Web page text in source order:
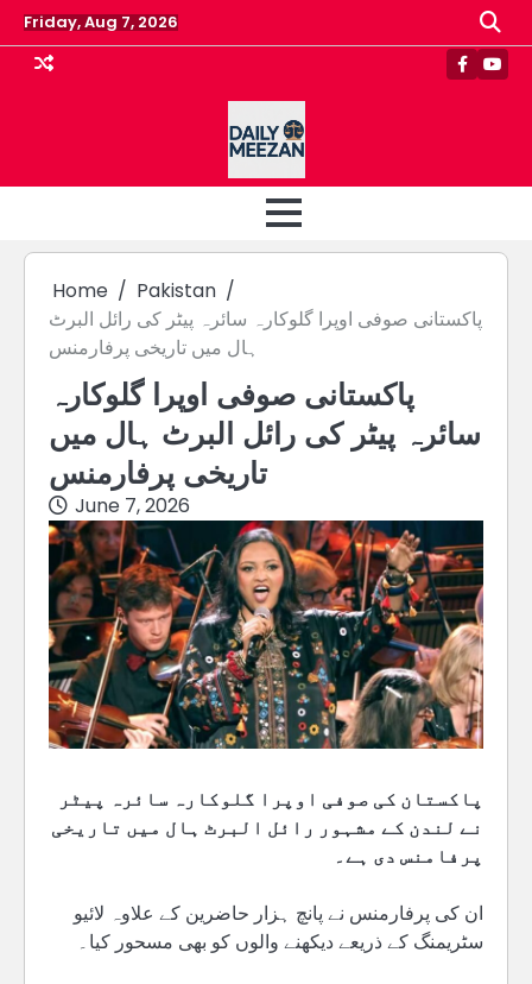
Skip
to
content
Friday, Aug 7, 2026
Home
Pakistan
پاکستانی صوفی اوپرا گلوکارہ سائرہ پیٹر کی رائل البرٹ
ہال میں تاریخی پرفارمنس
پاکستانی صوفی اوپرا گلوکارہ
سائرہ پیٹر کی رائل البرٹ ہال میں
تاریخی پرفارمنس
June 7, 2026
پاکستان کی صوفی اوپرا گلوکارہ سائرہ پیٹر
نے لندن کے مشہور رائل البرٹ ہال میں تاریخی
پرفامنس دی ہے۔
ان کی پرفارمنس نے پانچ ہزار حاضرین کے علاوہ لائیو
سٹریمنگ کے ذریعے دیکھنے والوں کو بھی مسحور کیا۔